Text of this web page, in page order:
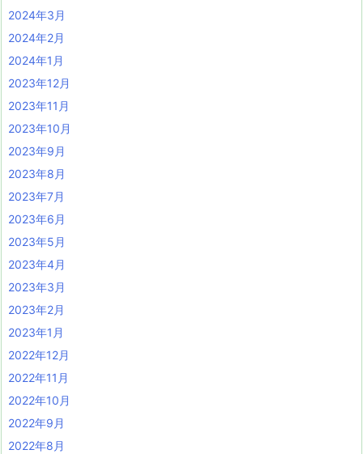
2024年3月
2024年2月
2024年1月
2023年12月
2023年11月
2023年10月
2023年9月
2023年8月
2023年7月
2023年6月
2023年5月
2023年4月
2023年3月
2023年2月
2023年1月
2022年12月
2022年11月
2022年10月
2022年9月
2022年8月